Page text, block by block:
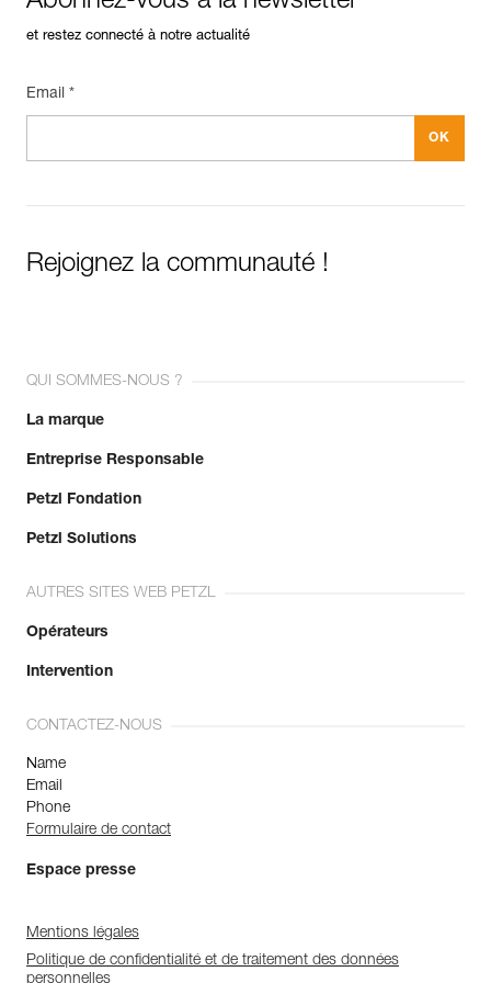
et restez connecté à notre actualité
Email *
Rejoignez la communauté !
QUI SOMMES-NOUS ?
La marque
Entreprise Responsable
Petzl Fondation
Petzl Solutions
AUTRES SITES WEB PETZL
Opérateurs
Intervention
CONTACTEZ-NOUS
Name
Email
Phone
Formulaire de contact
Espace presse
Mentions légales
Politique de confidentialité et de traitement des données
personnelles